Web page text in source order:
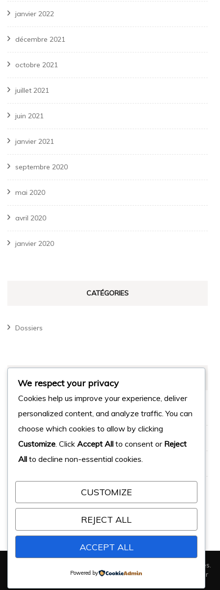
janvier 2022
décembre 2021
octobre 2021
juillet 2021
juin 2021
janvier 2021
septembre 2020
mai 2020
avril 2020
janvier 2020
CATÉGORIES
Dossiers
Connexion
Flux des commentaires
Site de WordPress-FR
. Tous droits réservés.
Fashion Diva | Développé parBlossom Themes
.Propulsé par
We respect your privacy
Cookies help us improve your experience, deliver
personalized content, and analyze traffic. You can
choose which cookies to allow by clicking
Customize . Click Accept All to consent or Reject
All to decline non-essential cookies.
CUSTOMIZE
REJECT ALL
ACCEPT ALL
Powered by